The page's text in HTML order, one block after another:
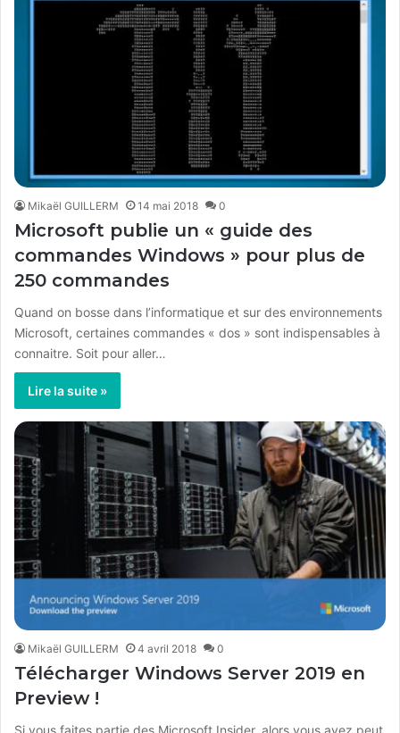
Mikaël GUILLERM 14 mai 2018 0
Microsoft publie un « guide des
commandes Windows » pour plus de
250 commandes
Quand on bosse dans l’informatique et sur des environnements
Microsoft, certaines commandes « dos » sont indispensables à
connaitre. Soit pour aller…
Lire la suite »
Mikaël GUILLERM 4 avril 2018 0
Télécharger Windows Server 2019 en
Preview !